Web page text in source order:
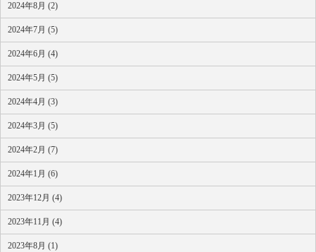
2024年8月 (2)
2024年7月 (5)
2024年6月 (4)
2024年5月 (5)
2024年4月 (3)
2024年3月 (5)
2024年2月 (7)
2024年1月 (6)
2023年12月 (4)
2023年11月 (4)
2023年8月 (1)